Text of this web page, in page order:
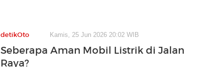
detikOto Kamis, 25 Jun 2026 20:02 WIB
Seberapa Aman Mobil Listrik di Jalan
Raya?